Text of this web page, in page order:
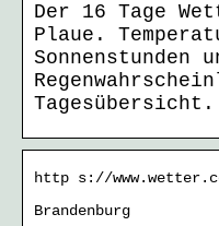
Der 16 Tage
Plaue.
Sonnenstunden
Tagesübersicht.
http s://
Brandenburg